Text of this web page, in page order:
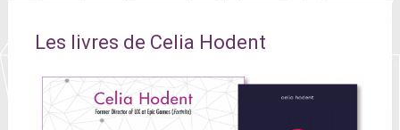
Les livres de Celia Hodent